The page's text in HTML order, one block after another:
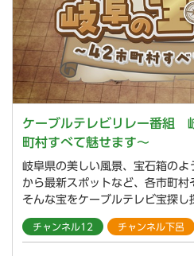
ケーブルテレビリレー番組
町村すべて魅せます～
岐阜県の美しい風景、宝石箱の
から最新スポットなど、各市町村
そんな宝をケーブルテレビ宝探し
チャンネル12 チャンネル下呂